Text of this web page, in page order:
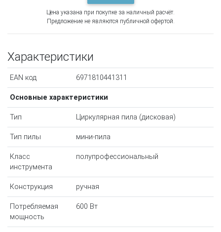
Цена указана при покупке за наличный расчёт.
Предложение не являются публичной офертой.
Характеристики
EAN код 6971810441311
Основные характеристики
Тип Циркулярная пила (дисковая)
Тип пилы мини-пила
Класс
инструмента
полупрофессиональный
Конструкция ручная
Потребляемая
мощность
600 Вт